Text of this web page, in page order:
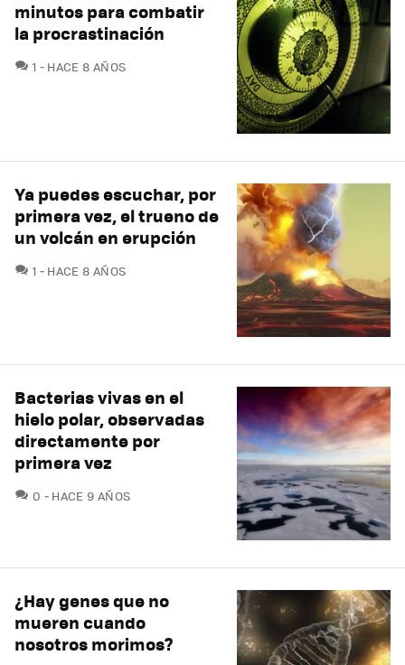
minutos para combatir
la procrastinación
1 COMENTARIOS
HACE 8 AÑOS
Ya puedes escuchar, por
primera vez, el trueno de
un volcán en erupción
1 COMENTARIOS
HACE 8 AÑOS
Bacterias vivas en el
hielo polar, observadas
directamente por
primera vez
0 COMENTARIOS
HACE 9 AÑOS
¿Hay genes que no
mueren cuando
nosotros morimos?